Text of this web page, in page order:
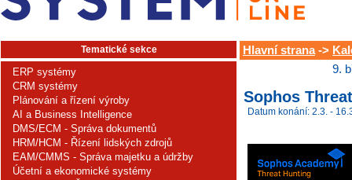
Tematické sekce
ERP systémy
CRM systémy
Plánování a řízení výroby
AI a Business Intelligence
DMS/ECM - Správa dokumentů
HRM/HCM - Řízení lidských zdrojů
EAM/CMMS - Správa majetku a údržby
Účetní a ekonomické systémy
Hlavní strana->
9.
Sophos
Datum konání: 2.3. -